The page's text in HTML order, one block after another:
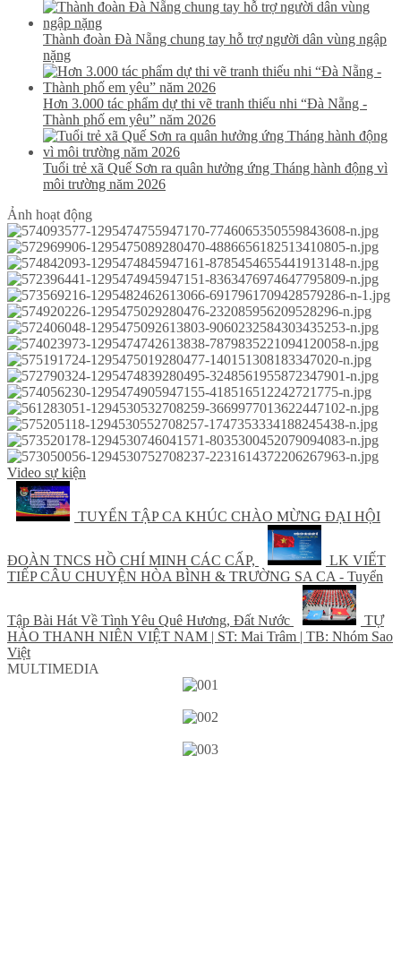
Thành đoàn Đà Nẵng chung tay hỗ trợ người dân vùng ngập
nặng
Hơn 3.000 tác phẩm dự thi vẽ tranh thiếu nhi “Đà Nẵng -
Thành phố em yêu” năm 2026
Tuổi trẻ xã Quế Sơn ra quân hưởng ứng Tháng hành động vì
môi trường năm 2026
Ảnh hoạt động
Video sự kiện
TUYỂN TẬP CA KHÚC CHÀO MỪNG ĐẠI HỘI
ĐOÀN TNCS HỒ CHÍ MINH CÁC CẤP,
LK VIẾT
TIẾP CÂU CHUYỆN HÒA BÌNH & TRƯỜNG SA CA - Tuyển
Tập Bài Hát Về Tình Yêu Quê Hương, Đất Nước
TỰ
HÀO THANH NIÊN VIỆT NAM | ST: Mai Trâm | TB: Nhóm Sao
Việt
MULTIMEDIA